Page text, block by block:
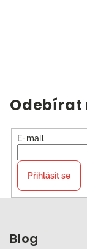
Odebírat
E-mail
Přihlásit se
Blog